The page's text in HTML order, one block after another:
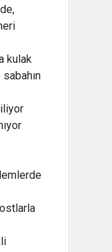
kulak